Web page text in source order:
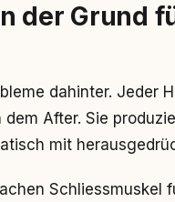
der Grund
dahinter. Jeder
After. Sie
mit
Schliessmuskel